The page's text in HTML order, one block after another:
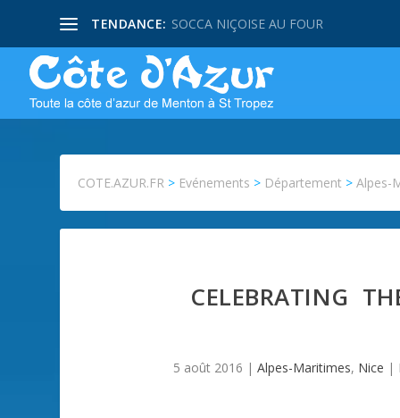
TENDANCE: SOCCA NIÇOISE AU FOUR
COTE.AZUR.FR > Evénements > Département >Alpes-
CELEBRATING
5 août 2016 | Alpes-Maritimes, Nice |